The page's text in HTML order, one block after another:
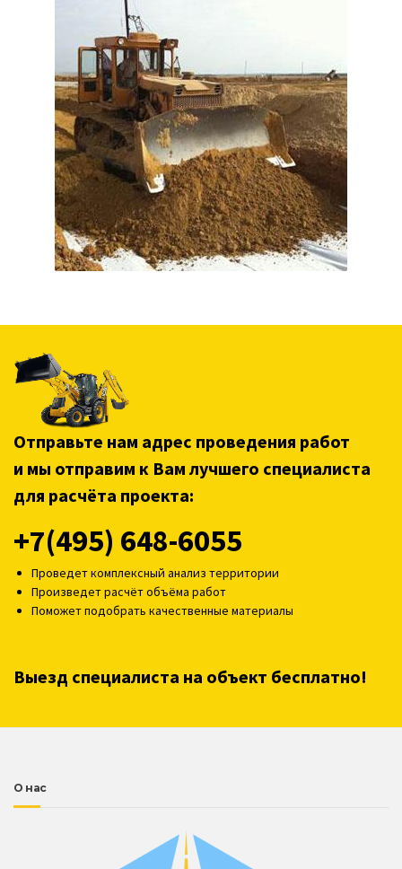
Отправьте нам адрес проведения работ
и мы отправим к Вам лучшего специалиста
для расчёта проекта:
+7(495) 648-6055
Проведет комплексный анализ территории
Произведет расчёт объёма работ
Поможет подобрать качественные материалы
Выезд специалиста на объект бесплатно!
О нас